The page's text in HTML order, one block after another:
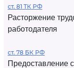
ст. 81 ТК РФ
Расторжение
работодателя
ст. 78 БК РФ
Предоставление